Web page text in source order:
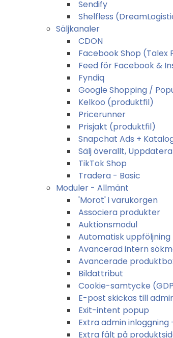
Sendify
Shelfless
Säljkanaler
CDON
Facebook Shop (Talex
Feed för Facebook &
Fyndiq
Google Shopping /
Kelkoo (produktfil)
Pricerunner
Prisjakt (produktfil)
Snapchat Ads +
Sälj överallt,
TikTok Shop
Tradera - Basic
Moduler - Allmänt
'Morot' i varukorgen
Associera produkter
Auktionsmodul
Automatisk
Avancerad intern
Avancerade
Bildattribut
Cookie-samtycke
E-post skickas till
Exit-intent popup
Extra admin
Extra fält på